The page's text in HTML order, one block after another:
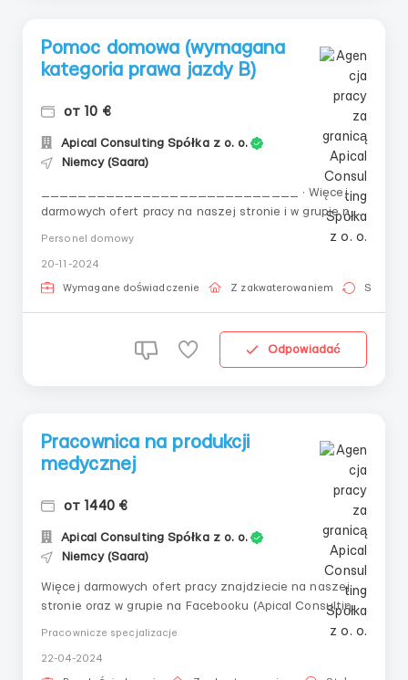
Pomoc domowa (wymagana
kategoria prawa jazdy B)
от 10 €
Apical Consulting Spółka z o. o.
Niemcy (Saara)
darmowych ofert pracy na naszej stronie i w grupie na
domowa (wymagana kategoria prawa jazdy B) 🇩🇪
Niemcy, Neunkirchen 💶 Wynagrodzenie (netto): 10 € /
Personel domowy
20-11-2024
Wymagane doświadczenie Z zakwaterowaniem Stała
Odpowiadać
Pracownica na produkcji
medycznej
от 1440 €
Apical Consulting Spółka z o. o.
Niemcy (Saara)
Więcej darmowych ofert pracy znajdziecie na naszej
stronie oraz w grupie na Facebooku (Apical Consulting)!
Neunkirchen 💶 Wynagrodzenie (netto): od 8 €/godz 📅
Pracownicze specjalizacje
22-04-2024